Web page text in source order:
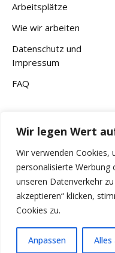
Wir legen Wert
Wir verwenden Cookies,
personalisierte Werbung
unseren Datenverkehr
akzeptieren“ klicken,
Cookies zu.
Anpassen Alles
Arbeitsplätze
Wie wir arbeiten
Datenschutz und
Impressum
FAQ
+4915906455456